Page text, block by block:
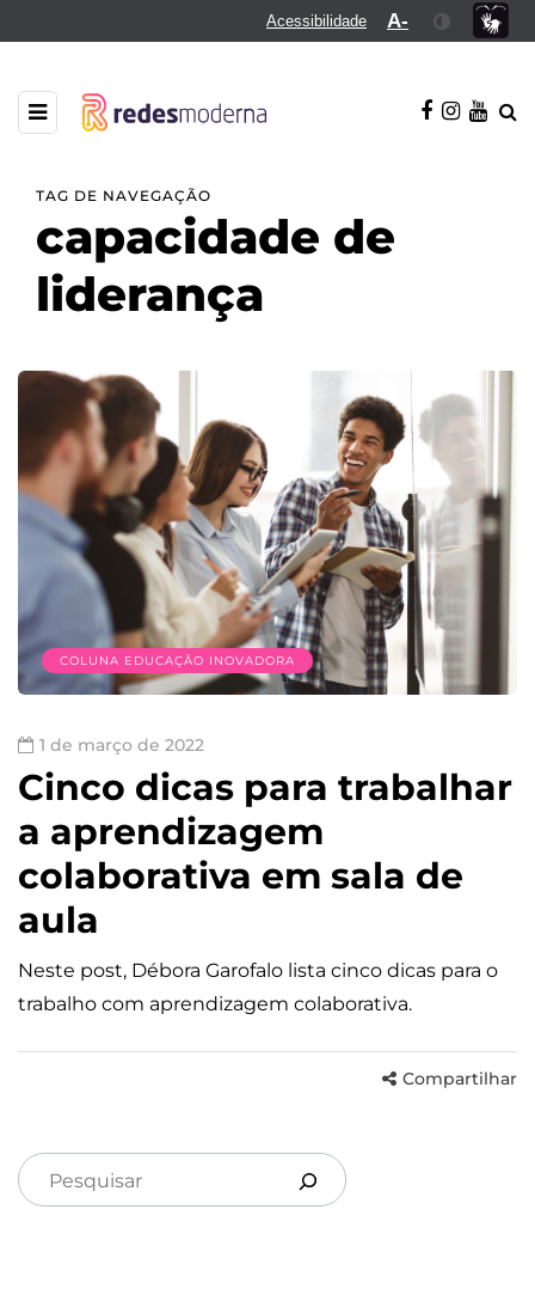
Acessibilidade A-
TAG DE NAVEGAÇÃO
capacidade de
liderança
COLUNA EDUCAÇÃO INOVADORA
1 de março de 2022
Cinco dicas para trabalhar
a aprendizagem
colaborativa em sala de
aula
Neste post, Débora Garofalo lista cinco dicas para o
trabalho com aprendizagem colaborativa.
Compartilhar